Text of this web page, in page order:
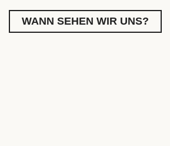
WANN SEHEN WIR UNS?